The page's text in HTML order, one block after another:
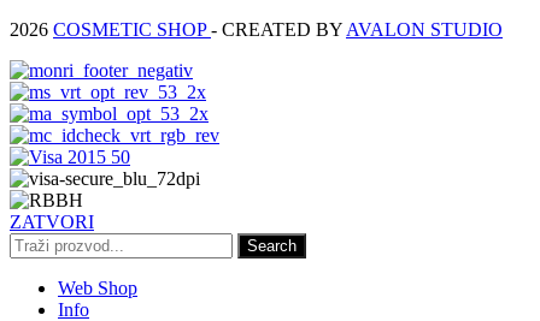
2026 COSMETIC SHOP- CREATED BY AVALON STUDIO
ZATVORI
Search
Web Shop
Info